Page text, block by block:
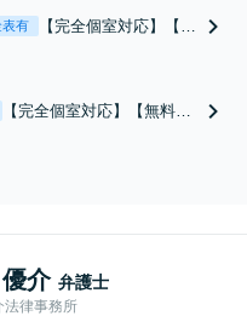
表有
【完全個室対応】【無
談重視で納得のいく解
の面談にお越しくださ
い。
【完全個室対応】【無料駐
割協議・遺留分減殺請求・
ならお任せください。まず
は事務所での面談にお越し
介 弁護士
法律事務所